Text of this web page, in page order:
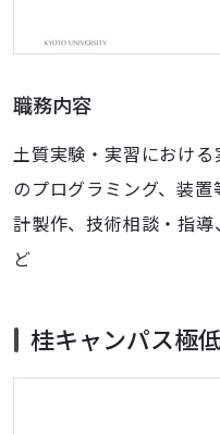
職務内容
土質実験・実習におけ
のプログラミング、装
計製作、技術相談・指
ど
桂キャンパス極